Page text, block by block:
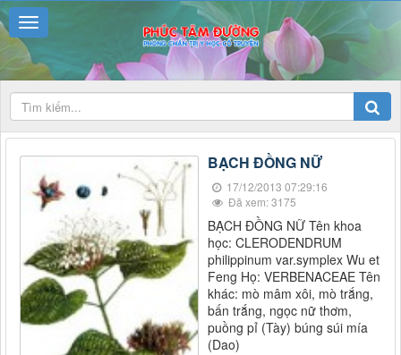
BẠCH ĐỒNG NỮ
17/12/2013 07:29:16
Đã xem: 3175
BẠCH ĐỒNG NỮ Tên khoa
học: CLERODENDRUM
philippinum var.symplex Wu et
Feng Họ: VERBENACEAE Tên
khác: mò mâm xôi, mò trắng,
bấn trắng, ngọc nữ thơm,
puồng pỉ (Tày) búng súi mía
(Dao)